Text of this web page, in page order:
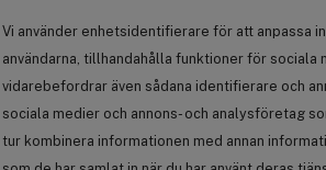
Vi använder enhetsidentifierare för att anpassa
användarna, tillhandahålla funktioner för sociala
vidarebefordrar även sådana identifierare och
sociala medier och annons- och analysföretag
tur kombinera informationen med annan